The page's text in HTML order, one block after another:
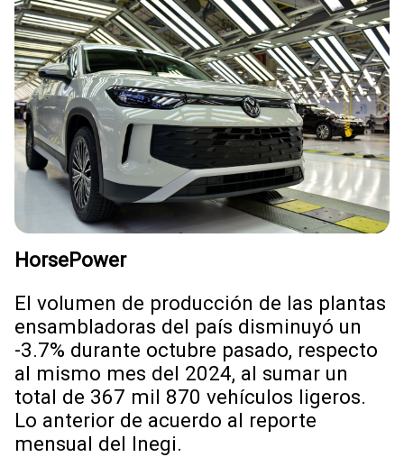
HorsePower
El volumen de producción de las plantas
ensambladoras del país disminuyó un
-3.7% durante octubre pasado, respecto
al mismo mes del 2024, al sumar un
total de 367 mil 870 vehículos ligeros.
Lo anterior de acuerdo al reporte
mensual del Inegi.